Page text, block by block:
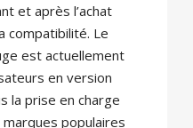
et après l’achat
compatibilité. Le
est actuellement
en version
la prise en charge
populaires